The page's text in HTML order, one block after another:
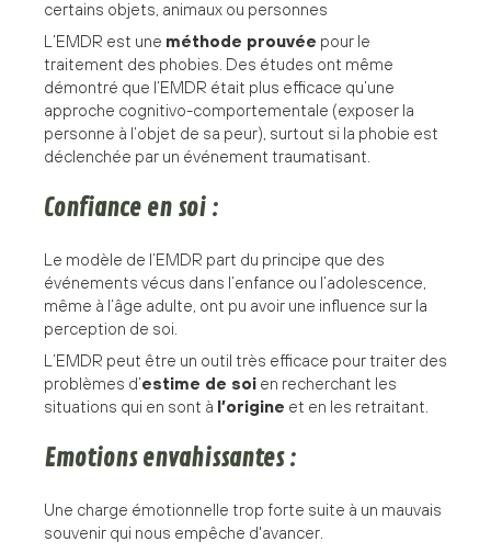
certains objets, animaux ou personnes
L’EMDR est une méthode prouvée pour le
traitement des phobies. Des études ont même
démontré que l’EMDR était plus efficace qu’une
approche cognitivo-comportementale (exposer la
personne à l’objet de sa peur), surtout si la phobie est
déclenchée par un événement traumatisant.
Confiance en soi :
Le modèle de l’EMDR part du principe que des
événements vécus dans l’enfance ou l’adolescence,
même à l’âge adulte, ont pu avoir une influence sur la
perception de soi.
L’EMDR peut être un outil très efficace pour traiter des
problèmes d’estime de soi en recherchant les
situations qui en sont à l’origine et en les retraitant.
Emotions envahissantes :
Une charge émotionnelle trop forte suite à un mauvais
souvenir qui nous empêche d'avancer.